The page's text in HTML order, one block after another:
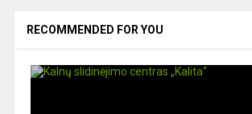
RECOMMENDED FOR YOU